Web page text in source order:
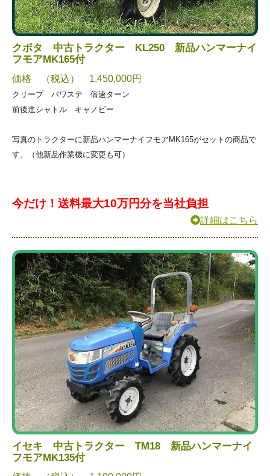
クボタ 中古トラクター KL250 新品ハンマーナイ
フモアMK165付
価格 （税込） 1,450,000円
クリープ パワステ 倍速ターン
前後進シャトル キャノピー
写真のトラクターに新品ハンマーナイフモアMK165がセットの商品で
す。（他新品作業機に変更も可）
今だけ！送料最大10万円分を当社負担
詳細はこちら
イセキ 中古トラクター TM18 新品ハンマーナイ
フモアMK135付